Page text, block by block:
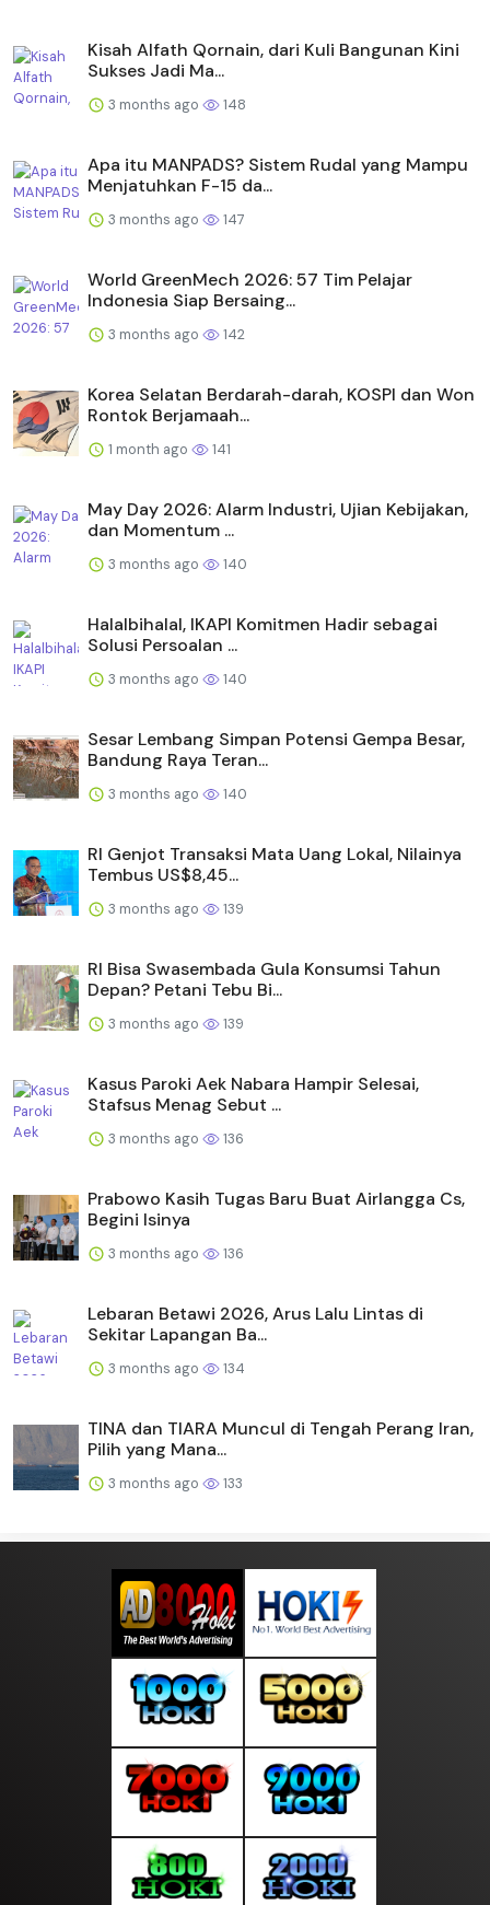
Kisah Alfath Qornain, dari Kuli Bangunan Kini
Sukses Jadi Ma...
3 months ago 148
Apa itu MANPADS? Sistem Rudal yang Mampu
Menjatuhkan F-15 da...
3 months ago 147
World GreenMech 2026: 57 Tim Pelajar
Indonesia Siap Bersaing...
3 months ago 142
Korea Selatan Berdarah-darah, KOSPI dan Won
Rontok Berjamaah...
1 month ago 141
May Day 2026: Alarm Industri, Ujian Kebijakan,
dan Momentum ...
3 months ago 140
Halalbihalal, IKAPI Komitmen Hadir sebagai
Solusi Persoalan ...
3 months ago 140
Sesar Lembang Simpan Potensi Gempa Besar,
Bandung Raya Teran...
3 months ago 140
RI Genjot Transaksi Mata Uang Lokal, Nilainya
Tembus US$8,45...
3 months ago 139
RI Bisa Swasembada Gula Konsumsi Tahun
Depan? Petani Tebu Bi...
3 months ago 139
Kasus Paroki Aek Nabara Hampir Selesai,
Stafsus Menag Sebut ...
3 months ago 136
Prabowo Kasih Tugas Baru Buat Airlangga Cs,
Begini Isinya
3 months ago 136
Lebaran Betawi 2026, Arus Lalu Lintas di
Sekitar Lapangan Ba...
3 months ago 134
TINA dan TIARA Muncul di Tengah Perang Iran,
Pilih yang Mana...
3 months ago 133